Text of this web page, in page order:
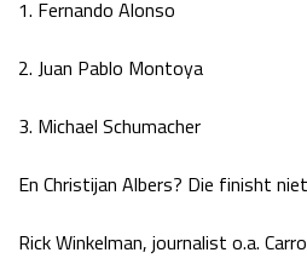
Kwalificatie
GP MEXICO 2026
GP SÃO PAULO 2026
Race
1. Fernando Alonso
2. Juan Pablo Montoya
3. Michael Schumacher
En Christijan Albers? Die finisht
Rick Winkelman, journalist o.a.